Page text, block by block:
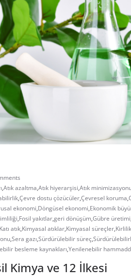
,Atık azaltma,Atık hiyerarşisi,Atık
,Çevre dostu çözücüler,Çevresel koruma,
ekonomi,Döngüsel ekonomi,Ekonomik
,Fosil yakıtlar,geri dönüşüm,Gübre üretimi
Katı atık,Kimyasal atıklar,Kimyasal süreçler,
,Sera gazı,Sürdürülebilir süreç,
besleme kaynakları,Yenilenebilir
Kimya ve 12 İlkesi